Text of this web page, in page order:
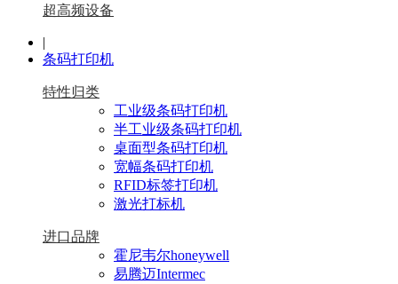
超高频设备
|
条码打印机
特性归类
工业级条码打印机
半工业级条码打印机
桌面型条码打印机
宽幅条码打印机
RFID标签打印机
激光打标机
进口品牌
霍尼韦尔honeywell
易腾迈Intermec